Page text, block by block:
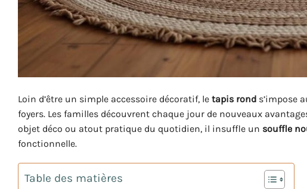
Loin d’être un simple accessoire décoratif, le tapis rond s’impose
foyers. Les familles découvrent chaque jour de nouveaux
objet déco ou atout pratique du quotidien, il insuffle un souffle
fonctionnelle.
Table des matières